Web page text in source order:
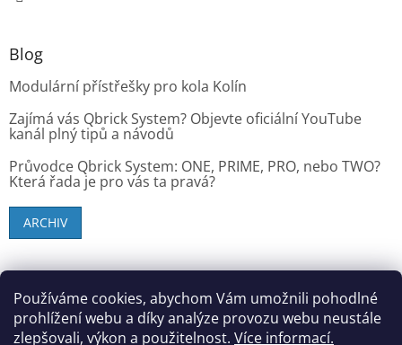
Používáme cookies, abychom Vám umožnili pohodlné
prohlížení webu a díky analýze provozu webu neustále
zlepšovali, výkon a použitelnost. Více informací.
Blog
Modulární přístřešky pro kola Kolín
Zajímá vás Qbrick System? Objevte oficiální YouTube
kanál plný tipů a návodů
Průvodce Qbrick System: ONE, PRIME, PRO, nebo TWO?
Která řada je pro vás ta pravá?
ARCHIV